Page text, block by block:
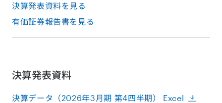
決算発表資料を見る
有価証券報告書を見る
決算発表資料
決算データ（2026年3月期 第4四半期） Excel